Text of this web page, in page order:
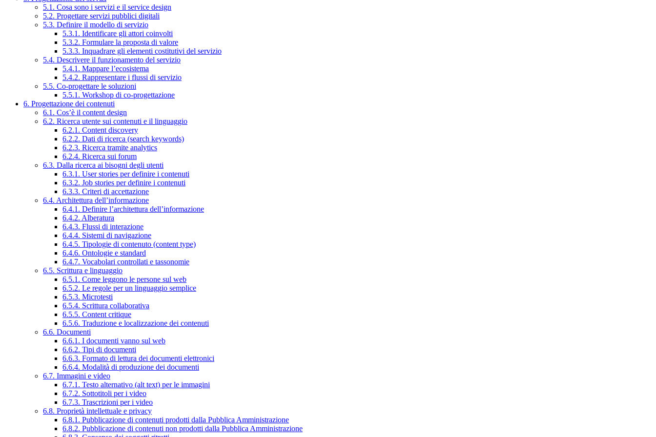
5.1. Cosa sono i servizi e il service design
5.2. Progettare servizi pubblici digitali
5.3. Definire il modello di servizio
5.3.1. Identificare gli attori coinvolti
5.3.2. Formulare la proposta di valore
5.3.3. Inquadrare gli elementi costitutivi del servizio
5.4. Descrivere il funzionamento del servizio
5.4.1. Mappare l’ecosistema
5.4.2. Rappresentare i flussi di servizio
5.5. Co-progettare le soluzioni
5.5.1. Workshop di co-progettazione
6. Progettazione dei contenuti
6.1. Cos’è il content design
6.2. Ricerca utente sui contenuti e il linguaggio
6.2.1. Content discovery
6.2.2. Dati di ricerca (search keywords)
6.2.3. Ricerca tramite analytics
6.2.4. Ricerca sui forum
6.3. Dalla ricerca ai bisogni degli utenti
6.3.1. User stories per definire i contenuti
6.3.2. Job stories per definire i contenuti
6.3.3. Criteri di accettazione
6.4. Architettura dell’informazione
6.4.1. Definire l’architettura dell’informazione
6.4.2. Alberatura
6.4.3. Flussi di interazione
6.4.4. Sistemi di navigazione
6.4.5. Tipologie di contenuto (content type)
6.4.6. Ontologie e standard
6.4.7. Vocabolari controllati e tassonomie
6.5. Scrittura e linguaggio
6.5.1. Come leggono le persone sul web
6.5.2. Le regole per un linguaggio semplice
6.5.3. Microtesti
6.5.4. Scrittura collaborativa
6.5.5. Content critique
6.5.6. Traduzione e localizzazione dei contenuti
6.6. Documenti
6.6.1. I documenti vanno sul web
6.6.2. Tipi di documenti
6.6.3. Formato di lettura dei documenti elettronici
6.6.4. Modalità di produzione dei documenti
6.7. Immagini e video
6.7.1. Testo alternativo (alt text) per le immagini
6.7.2. Sottotitoli per i video
6.7.3. Trascrizioni per i video
6.8. Proprietà intellettuale e privacy
6.8.1. Pubblicazione di contenuti prodotti dalla Pubblica Amministrazione
6.8.2. Pubblicazione di contenuti non prodotti dalla Pubblica Amministrazione